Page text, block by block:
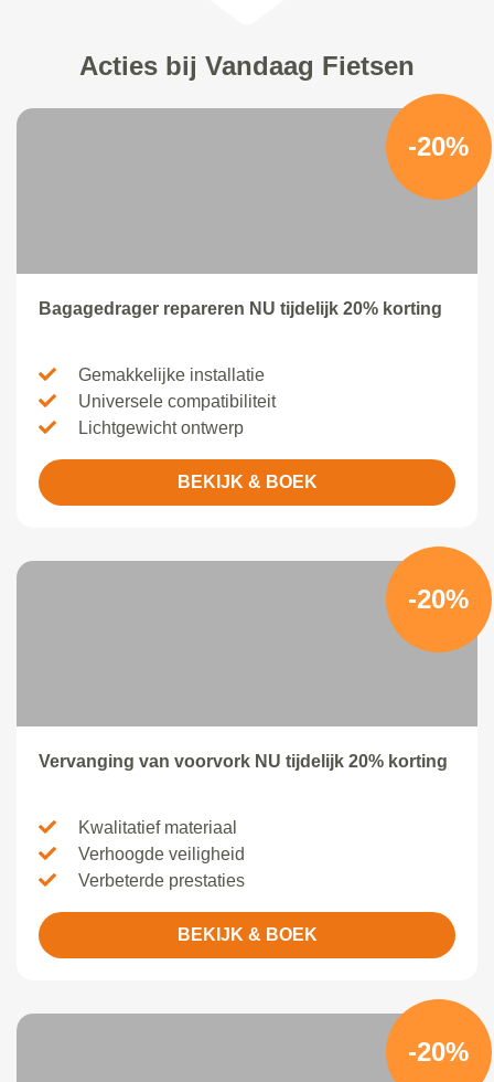
Acties bij Vandaag Fietsen
-20%
Bagagedrager repareren NU tijdelijk 20% korting
Gemakkelijke installatie
Universele compatibiliteit
Lichtgewicht ontwerp
BEKIJK & BOEK
-20%
Vervanging van voorvork NU tijdelijk 20% korting
Kwalitatief materiaal
Verhoogde veiligheid
Verbeterde prestaties
BEKIJK & BOEK
-20%